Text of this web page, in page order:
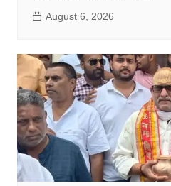
August 6, 2026